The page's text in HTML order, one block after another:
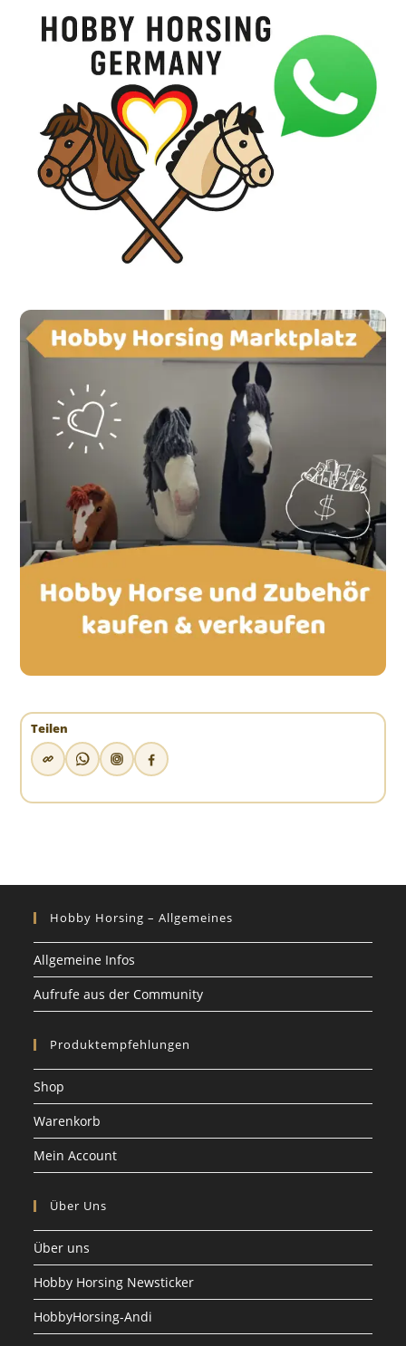
Teilen
Hobby Horsing – Allgemeines
Allgemeine Infos
Aufrufe aus der Community
Produktempfehlungen
Shop
Warenkorb
Mein Account
Über Uns
Über uns
Hobby Horsing Newsticker
HobbyHorsing-Andi